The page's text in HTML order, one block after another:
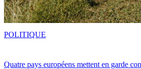
Quatre pays européens mettent en garde
POLITIQUE